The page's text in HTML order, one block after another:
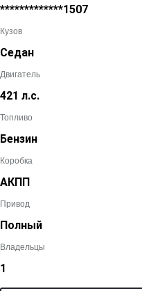
*************1507
Кузов
Седан
Двигатель
421 л.с.
Топливо
Бензин
Коробка
АКПП
Привод
Полный
Владельцы
1